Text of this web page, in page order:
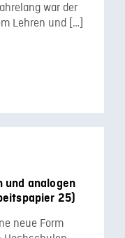
war der
Lehren und […]
und analogen
25)
neue Form